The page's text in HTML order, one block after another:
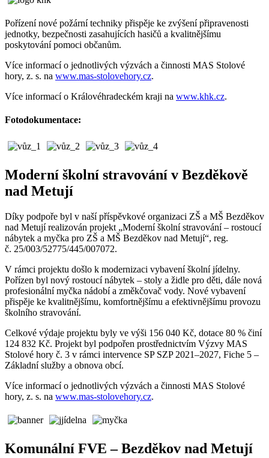
Pořízení nové požární techniky přispěje ke zvýšení připravenosti
jednotky, bezpečnosti zasahujících hasičů a kvalitnějšímu
poskytování pomoci občanům.
Více informací o jednotlivých výzvách a činnosti MAS Stolové
hory, z. s. na www.mas-stolovehory.cz.
Více informací o Královéhradeckém kraji na www.khk.cz.
Fotodokumentace:
Moderní školní stravování v Bezděkově
nad Metují
Díky podpoře byl v naší příspěvkové organizaci ZŠ a MŠ Bezděkov
nad Metují realizován projekt „Moderní školní stravování – rostoucí
nábytek a myčka pro ZŠ a MŠ Bezděkov nad Metují“, reg.
č. 25/003/52775/445/007072.
V rámci projektu došlo k modernizaci vybavení školní jídelny.
Pořízen byl nový rostoucí nábytek – stoly a židle pro děti, dále nová
profesionální myčka nádobí a změkčovač vody. Nové vybavení
přispěje ke kvalitnějšímu, komfortnějšímu a efektivnějšímu provozu
školního stravování.
Celkové výdaje projektu byly ve výši 156 040 Kč, dotace 80 % činí
124 832 Kč. Projekt byl podpořen prostřednictvím Výzvy MAS
Stolové hory č. 3 v rámci intervence SP SZP 2021–2027, Fiche 5 –
Základní služby a obnova obcí.
Více informací o jednotlivých výzvách a činnosti MAS Stolové
hory, z. s. na www.mas-stolovehory.cz.
Komunální FVE – Bezděkov nad Metují